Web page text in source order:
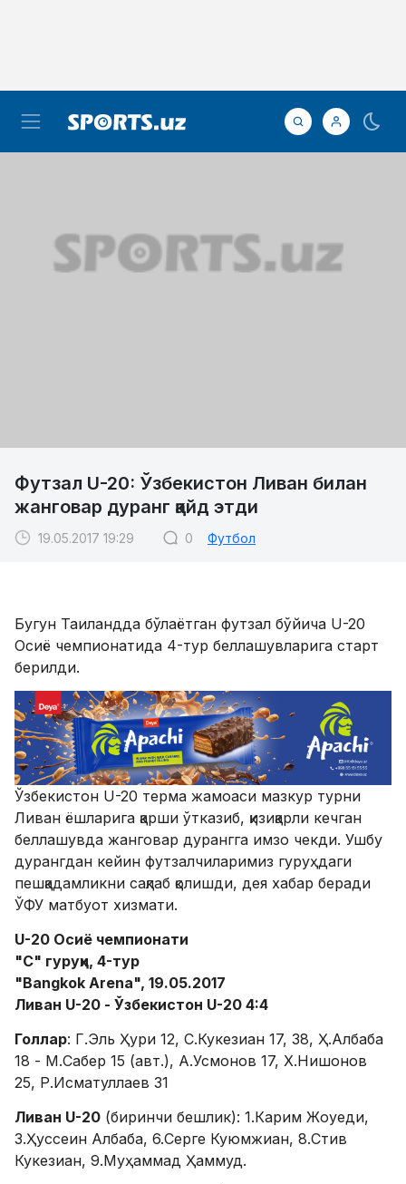
Футзал U-20: Ўзбекистон Ливан билан
жанговар дуранг қайд этди
19.05.2017 19:29 0 Футбол
Бугун Таиландда бўлаётган футзал бўйича U-20
Осиё чемпионатида 4-тур беллашувларига старт
берилди.
Ўзбекистон U-20 терма жамоаси мазкур турни
Ливан ёшларига қарши ўтказиб, қизиқарли кечган
беллашувда жанговар дурангга имзо чекди. Ушбу
дурангдан кейин футзалчиларимиз гуруҳдаги
пешқадамликни сақлаб қолишди, дея хабар беради
ЎФУ матбуот хизмати.
U-20 Осиё чемпионати
"C" гуруҳи, 4-тур
"Bangkok Arena", 19.05.2017
Ливан U-20 - Ўзбекистон U-20 4:4
Голлар: Г.Эль Ҳури 12, С.Кукезиан 17, 38, Ҳ.Албаба
18 - М.Сабер 15 (авт.), А.Усмонов 17, Х.Нишонов
25, Р.Исматуллаев 31
Ливан U-20 (биринчи бешлик): 1.Карим Жоуеди,
3.Ҳуссеин Албаба, 6.Серге Куюмжиан, 8.Стив
Кукезиан, 9.Муҳаммад Ҳаммуд.